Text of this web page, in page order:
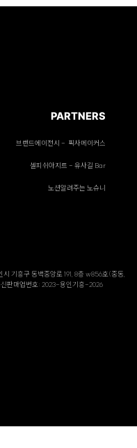
PARTNERS
브랜드에이전시 - 픽사메이커스
셀피쉬아지트 - 유사길 Bar
노션알려주는 노슈니
기흥구 동백중앙로 191, 8층 w856호(중동,
판매업번호: 2023-용인기흥-2026